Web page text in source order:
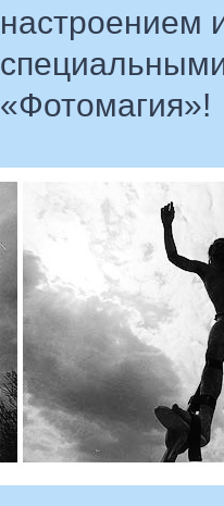
настроением
«Фотомагия»!